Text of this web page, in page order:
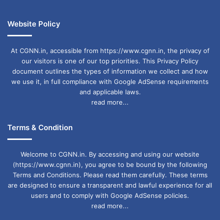
है। योग और ध्यान का सहारा लें।
धनु (Sagittarius)
भाग्य आज आपका साथ देगा। लंबे समय से अटके हुए धन
की प्राप्ति हो सकती है। उच्च शिक्षा की दिशा में बढ़ रहे
विद्यार्थियों को सफलता मिलेगी। घर में किसी मांगलिक कार्य
की रूपरेखा बन सकती है।
मकर (Capricorn)
आज करियर में तरक्की के नए रास्ते खुलेंगे। आपकी मेहनत
का फल मिलने वाला है। पैतृक संपत्ति से लाभ हो सकता है।
जीवनसाथी के साथ भविष्य की योजनाओं पर चर्चा करेंगे।
Website Policy
At CGNN.in, accessible from https://www.cgnn.in, the privacy of
our visitors is one of our top priorities. This Privacy Policy
document outlines the types of information we collect and how
we use it, in full compliance with Google AdSense requirements
and applicable laws.
read more...
Terms & Condition
Welcome to CGNN.in. By accessing and using our website
(https://www.cgnn.in), you agree to be bound by the following
Terms and Conditions. Please read them carefully. These terms
are designed to ensure a transparent and lawful experience for all
users and to comply with Google AdSense policies.
read more...